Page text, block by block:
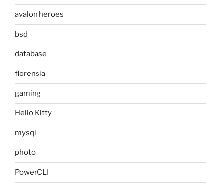
avalon heroes
bsd
database
florensia
gaming
Hello Kitty
mysql
photo
PowerCLI